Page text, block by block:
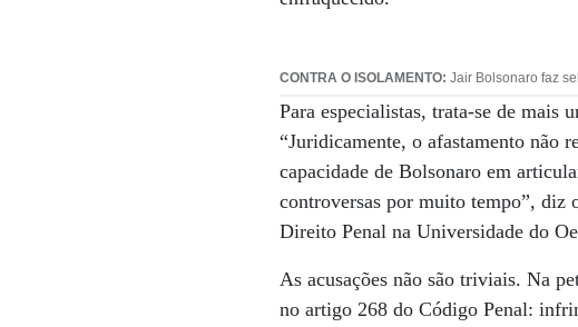
CONTRA O ISOLAMENTO: Jair Bolsonaro faz
Para especialistas, trata-se de mais
“Juridicamente, o afastamento não
capacidade de Bolsonaro em
controversas por muito tempo”, diz
Direito Penal na Universidade do
As acusações não são triviais. Na
no artigo 268 do Código Penal: